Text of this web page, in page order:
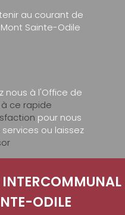
au courant de
Sainte-Odile
nous à l'Office de
ce rapide
pour nous
ou laissez
INTERCOMMUNAL
ODILE